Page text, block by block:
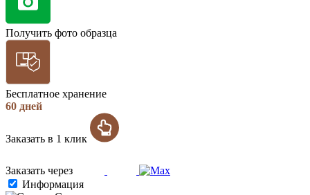
Получить фото образца
Бесплатное хранение
60 дней
Заказать в 1 клик
Заказать через
Информация